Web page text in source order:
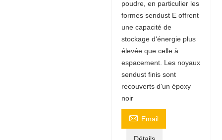
poudre, en particulier les
formes sendust E offrent
une capacité de
stockage d'énergie plus
élevée que celle à
espacement. Les noyaux
sendust finis sont
recouverts d'un époxy
noir
 Email